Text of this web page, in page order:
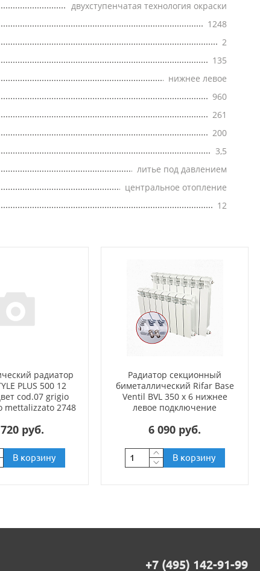
двухступенчатая технология окраски
1248
2
135
нижнее левое
960
261
200
3,5
литье под давлением
центральное отопление
12
радиатор
PLUS 500 12
cod.07 grigio
mettalizzato 2748
руб.
В корзину
Радиатор секционный
биметаллический Rifar Base
Ventil BVL 350 x 6 нижнее
левое подключение
6 090 руб.
В корзину
+7 (495) 142-91-99